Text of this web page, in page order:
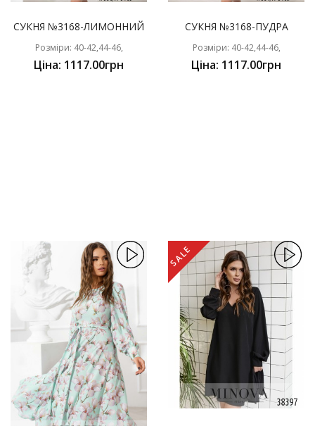
СУКНЯ №3168-ЛИМОННИЙ
Розміри: 40-42,44-46,
Ціна: 1117.00грн
СУКНЯ №3168-ПУДРА
Розміри: 40-42,44-46,
Ціна: 1117.00грн
SALE